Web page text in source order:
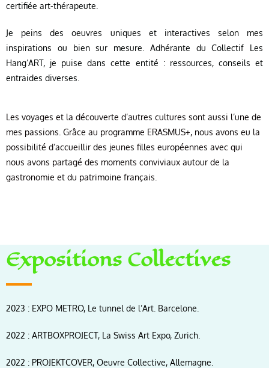
certifiée art-thérapeute.
Je peins des oeuvres uniques et interactives selon mes
inspirations ou bien sur mesure. Adhérante du Collectif Les
Hang’ART, je puise dans cette entité : ressources, conseils et
entraides diverses.
Les voyages et la découverte d’autres cultures sont aussi l’une de
mes passions. Grâce au programme ERASMUS+, nous avons eu la
possibilité d’accueillir des jeunes filles européennes avec qui
nous avons partagé des moments conviviaux autour de la
gastronomie et du patrimoine français.
Expositions Collectives
2023 : EXPO METRO, Le tunnel de l’Art. Barcelone.
2022 : ARTBOXPROJECT, La Swiss Art Expo, Zurich.
2022 : PROJEKTCOVER, Oeuvre Collective, Allemagne.